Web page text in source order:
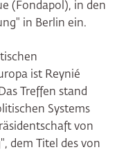
(Fondapol), in den
in Berlin ein.
ist Reynié
Treffen stand
Systems
von
dem Titel des von